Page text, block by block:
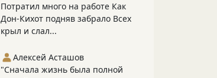
Потратил много на работе Как
Дон-Кихот подняв забрало Всех
крыл и слал...
Алексей Асташов
"Сначала жизнь была полной